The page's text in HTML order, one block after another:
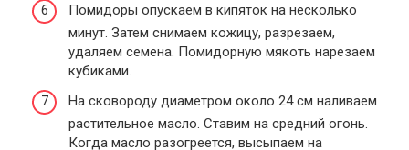
Помидоры опускаем в кипяток на несколько
минут. Затем снимаем кожицу, разрезаем,
удаляем семена. Помидорную мякоть нарезаем
кубиками.
На сковороду диаметром около 24 см наливаем
растительное масло. Ставим на средний огонь.
Когда масло разогреется, высыпаем на